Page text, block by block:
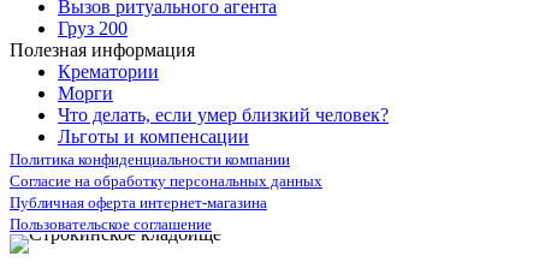
Вызов ритуального агента
Груз 200
Полезная информация
Крематории
Морги
Что делать, если умер близкий человек?
Льготы и компенсации
Политика конфиденциальности компании
Согласие на обработку персональных данных
Публичная оферта интернет-магазина
Пользовательское соглашение